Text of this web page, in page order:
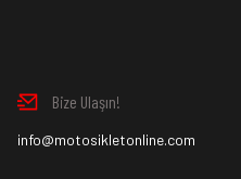
www.MotosikletOnline.com
Aksi durum söz konusu
Bize Ulaşın!
info@motosikletonline.com